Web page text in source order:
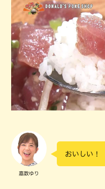
嘉数ゆり
おいしい！